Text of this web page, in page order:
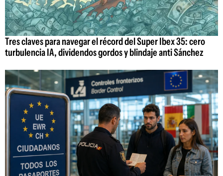
Tres claves para navegar el récord del Super Ibex 35: cero
turbulencia IA, dividendos gordos y blindaje anti Sánchez